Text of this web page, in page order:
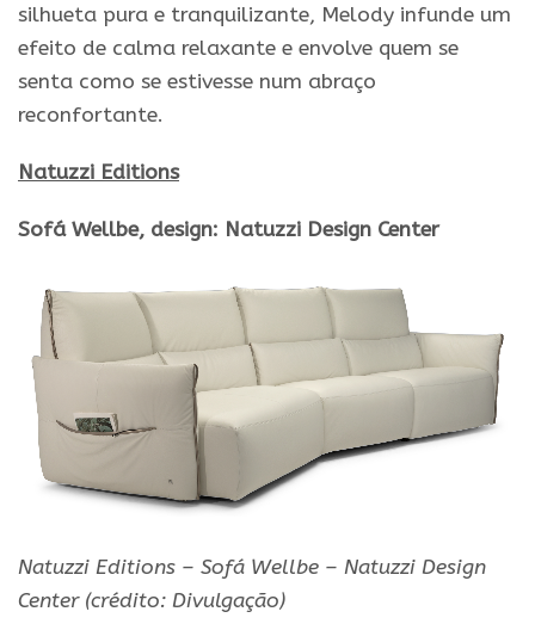
silhueta pura e tranquilizante, Melody infunde um
efeito de calma relaxante e envolve quem se
senta como se estivesse num abraço
reconfortante.
Natuzzi Editions
Sofá Wellbe, design: Natuzzi Design Center
Natuzzi Editions – Sofá Wellbe – Natuzzi Design
Center (crédito: Divulgação)